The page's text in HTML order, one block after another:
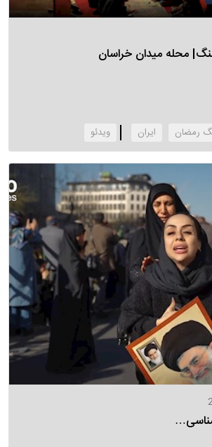
محله میدان خراسان
رمضان ایران ‌ویدئو